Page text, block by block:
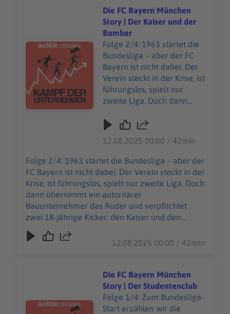
Unsere allgemeinen
Datenschutzrichtlinien
finden Sie unter
https://art19.com/privacy.
Die Datenschutzrichtlinien
für Kalifornien sind unter
https://art19.com/privacy#
do-not-sell-my-info
abrufbar.
allein keine Tore schießt. Unsere allgemeinen
Datenschutzrichtlinien finden Sie unter
https://art19.com/privacy. Die
Datenschutzrichtlinien für Kalifornien sind unter
https://art19.com/privacy#do-not-sell-my-info
abrufbar.
Audiotitel - Die FC Bayern München Story | Der Kaiser
Die FC Bayern München
Story | Der Kaiser und der
Bomber
Folge 2/4: 1963 startet die
Bundesliga – aber der FC
Bayern ist nicht dabei. Der
Verein steckt in der Krise, ist
führungslos, spielt nur
zweite Liga. Doch dann
Bauunternehmer das Ruder
jährige Kicker: den Kaiser
und den Bomber. Die
Bayern steigen auf, bis an
die Spitze Europas – doch
der eigene Erfolg könnte
sie bald auffressen. Und
dann stehen die jungen
Unsere allgemeinen
finden Sie unter
https://art19.com/privacy.
Die Datenschutzrichtlinien
für Kalifornien sind unter
12.08.2025 00:00 / 42min
Folge 2/4: 1963 startet die Bundesliga – aber der
FC Bayern ist nicht dabei. Der Verein steckt in der
Krise, ist führungslos, spielt nur zweite Liga. Doch
dann übernimmt ein autoritärer
Bauunternehmer das Ruder und verpflichtet
zwei 18-jährige Kicker: den Kaiser und den
Bomber. Die Bayern steigen auf, bis an die Spitze
Europas – doch der eigene Erfolg könnte sie bald
Unsere allgemeinen Datenschutzrichtlinien
finden Sie unter https://art19.com/privacy. Die
Datenschutzrichtlinien für Kalifornien sind unter
https://art19.com/privacy#do-not-sell-my-info
12.08.2025 00:00 / 42min
Audiotitel - Die FC Bayern München Story | Der
Die FC Bayern München
Story | Der Studentenclub
Folge 1/4: Zum Bundesliga-
Start erzählen wir die